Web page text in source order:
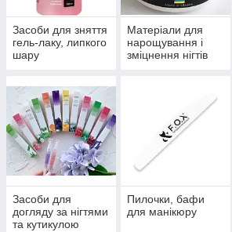
Засоби для зняття
гель-лаку, липкого
шару
Матеріали для
нарощування і
зміцнення нігтів
Засоби для
догляду за нігтями
та кутикулою
Пилочки, бафи
для манікюру